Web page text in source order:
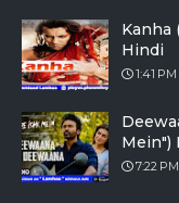
Kanha
Hindi
1:41 PM
Mein")
7:22 PM